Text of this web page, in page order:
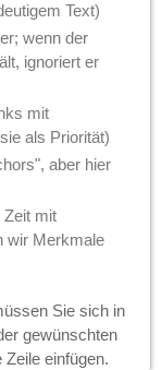
Text)
wenn der
ignoriert er
mit
als Priorität)
aber hier
Zeit mit
wir Merkmale
Sie sich in
gewünschten
einfügen.